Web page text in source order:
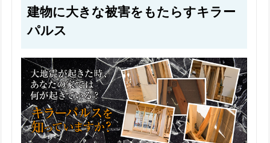
建物に大きな被害をもたらすキラー
パルス